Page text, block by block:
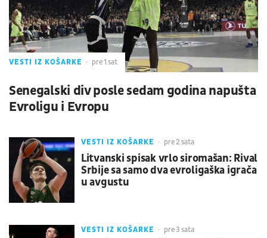
VESTI IZ KOŠARKE pre 1 sat
Senegalski div posle sedam godina napušta
Evroligu i Evropu
VESTI IZ KOŠARKE pre 2 sata
Litvanski spisak vrlo siromašan: Rival
Srbije sa samo dva evroligaška igrača
u avgustu
VESTI IZ KOŠARKE pre 3 sata